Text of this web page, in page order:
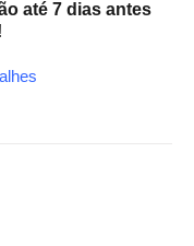
até 7 dias antes